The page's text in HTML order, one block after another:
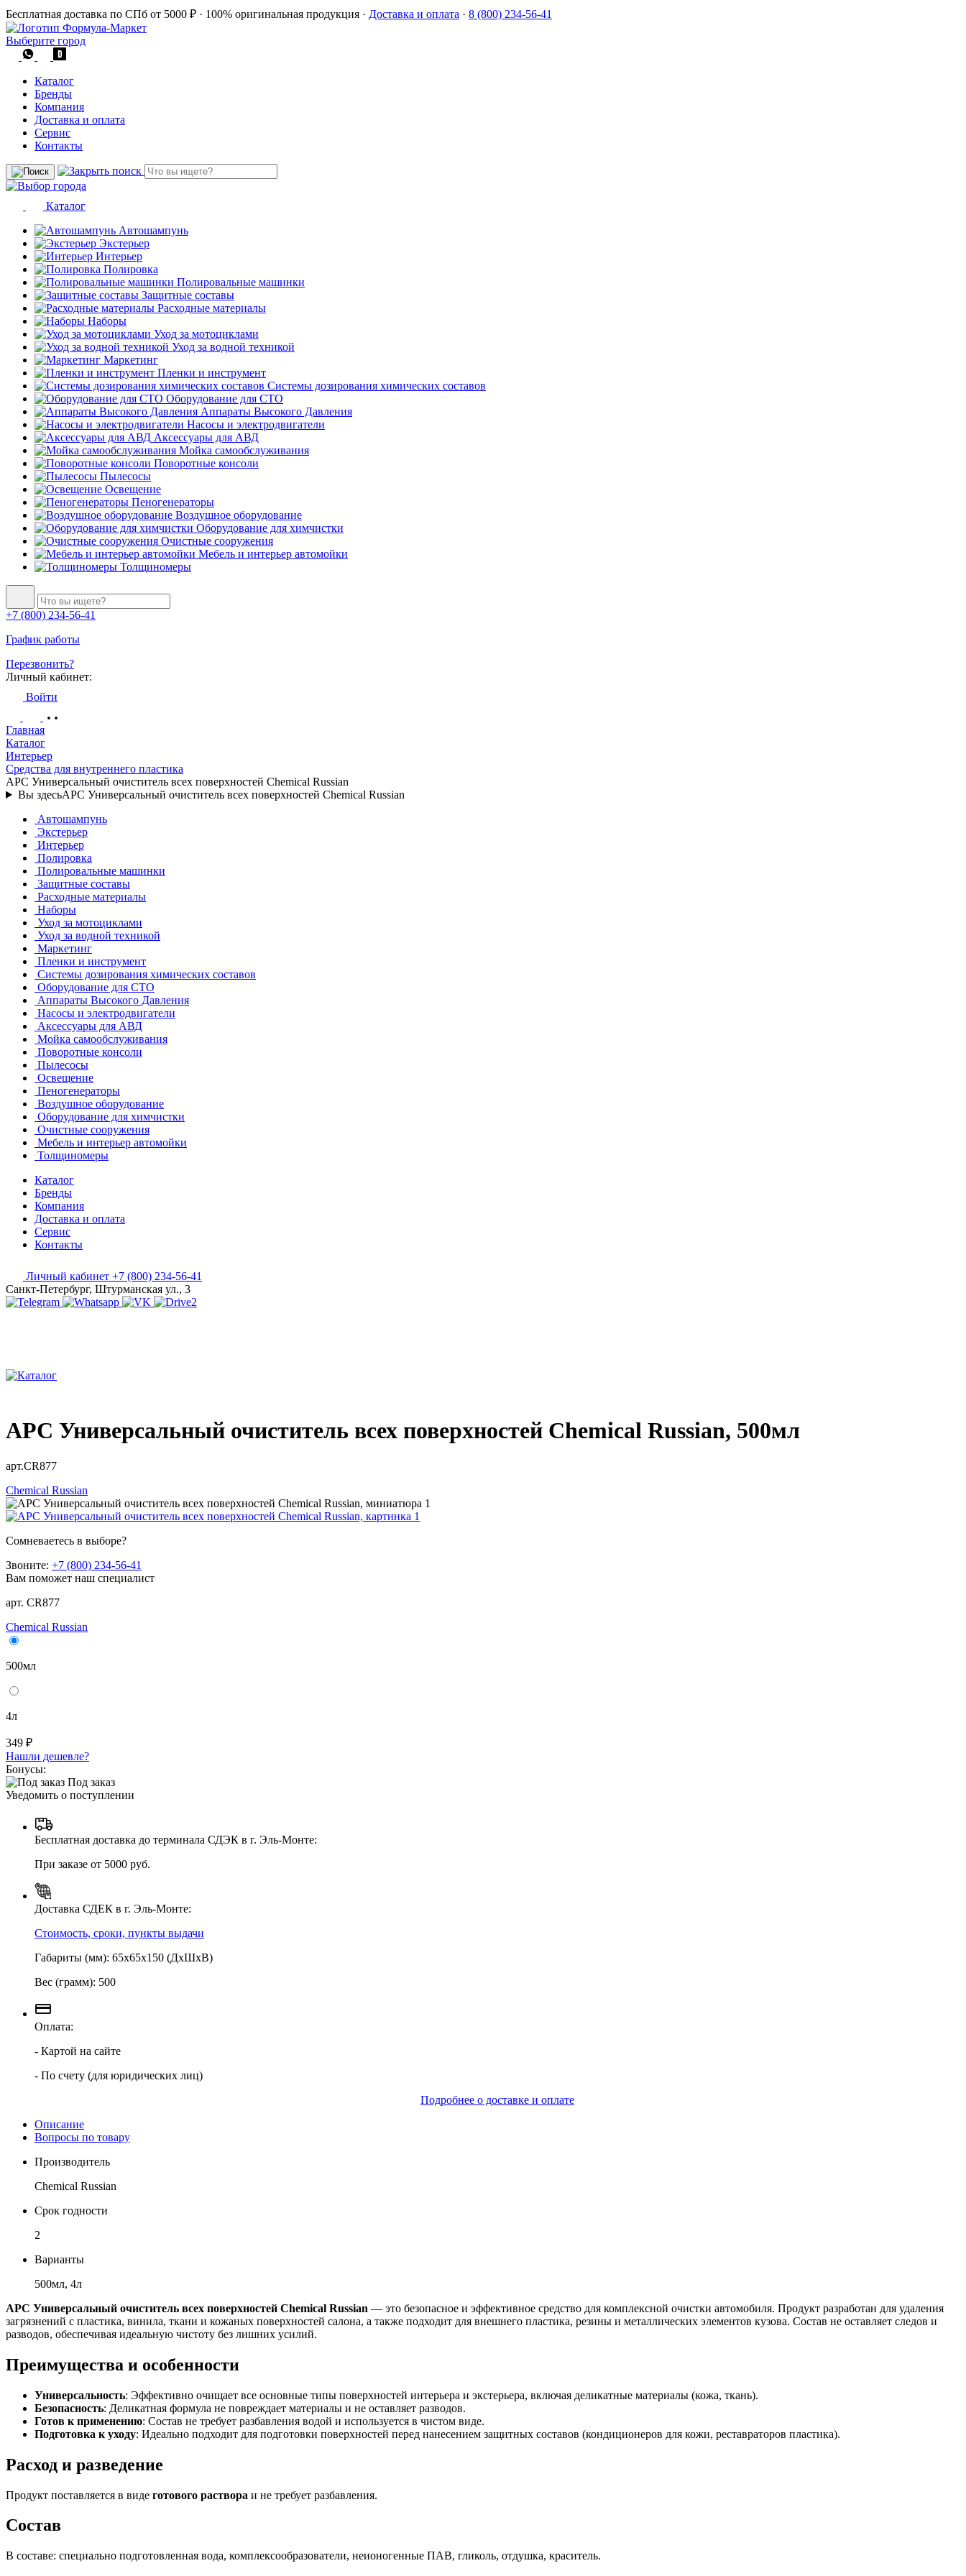
Бесплатная доставка по СПб от 5000 ₽ · 100% оригинальная продукция · Доставка и оплата · 8 (800) 234-56-41
Выберите город
Каталог
Бренды
Компания
Доставка и оплата
Сервис
Контакты
Каталог
Автошампунь
Экстерьер
Интерьер
Полировка
Полировальные машинки
Защитные составы
Расходные материалы
Наборы
Уход за мотоциклами
Уход за водной техникой
Маркетинг
Пленки и инструмент
Системы дозирования химических составов
Оборудование для СТО
Аппараты Высокого Давления
Насосы и электродвигатели
Аксессуары для АВД
Мойка самообслуживания
Поворотные консоли
Пылесосы
Освещение
Пеногенераторы
Воздушное оборудование
Оборудование для химчистки
Очистные сооружения
Мебель и интерьер автомойки
Толщиномеры
+7 (800) 234-56-41
График работы
Перезвонить?
Личный кабинет:
Войти
Главная
Каталог
Интерьер
Средства для внутреннего пластика
APC Универсальный очиститель всех поверхностей Chemical Russian
Вы здесьAPC Универсальный очиститель всех поверхностей Chemical Russian
Автошампунь
Экстерьер
Интерьер
Полировка
Полировальные машинки
Защитные составы
Расходные материалы
Наборы
Уход за мотоциклами
Уход за водной техникой
Маркетинг
Пленки и инструмент
Системы дозирования химических составов
Оборудование для СТО
Аппараты Высокого Давления
Насосы и электродвигатели
Аксессуары для АВД
Мойка самообслуживания
Поворотные консоли
Пылесосы
Освещение
Пеногенераторы
Воздушное оборудование
Оборудование для химчистки
Очистные сооружения
Мебель и интерьер автомойки
Толщиномеры
Каталог
Бренды
Компания
Доставка и оплата
Сервис
Контакты
Личный кабинет +7 (800) 234-56-41
Санкт-Петербург, Штурманская ул., 3
APC Универсальный очиститель всех поверхностей Chemical Russian, 500мл
арт.CR877
Chemical Russian
Сомневаетесь в выборе?
Звоните: +7 (800) 234-56-41
Вам поможет наш специалист
арт. CR877
Chemical Russian
500мл
4л
349 ₽
Нашли дешевле?
Бонусы:
Под заказ
Уведомить о поступлении
Бесплатная доставка до терминала СДЭК в г. Эль-Монте:
При заказе от 5000 руб.
Доставка СДЕК в г. Эль-Монте:
Стоимость, сроки, пункты выдачи
Габариты (мм): 65х65х150 (ДхШхВ)
Вес (грамм): 500
Оплата:
- Картой на сайте
- По счету (для юридических лиц)
Подробнее о доставке и оплате
Описание
Вопросы по товару
Производитель
Chemical Russian
Срок годности
2
Варианты
500мл, 4л
APC Универсальный очиститель всех поверхностей Chemical Russian — это безопасное и эффективное средство для комплексной очистки автомобиля. Продукт разработан для удаления
загрязнений с пластика, винила, ткани и кожаных поверхностей салона, а также подходит для внешнего пластика, резины и металлических элементов кузова. Состав не оставляет следов и
разводов, обеспечивая идеальную чистоту без лишних усилий.
Преимущества и особенности
Универсальность: Эффективно очищает все основные типы поверхностей интерьера и экстерьера, включая деликатные материалы (кожа, ткань).
Безопасность: Деликатная формула не повреждает материалы и не оставляет разводов.
Готов к применению: Состав не требует разбавления водой и используется в чистом виде.
Подготовка к уходу: Идеально подходит для подготовки поверхностей перед нанесением защитных составов (кондиционеров для кожи, реставраторов пластика).
Расход и разведение
Продукт поставляется в виде готового раствора и не требует разбавления.
Состав
В составе: специально подготовленная вода, комплексообразователи, неионогенные ПАВ, гликоль, отдушка, краситель.